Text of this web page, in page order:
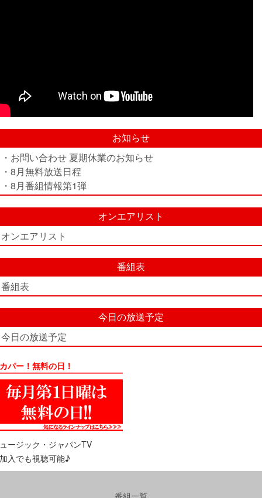
お知らせ
・お問い合わせ 夏期休業のお知らせ
・8月無料放送日程
・8月番組情報第1弾
オンエアリスト
オンエアリスト
番組表
番組表
今日の放送予定
今日の放送予定
パー！無料の日！
ージック・ジャパンTV
入でも視聴可能♪